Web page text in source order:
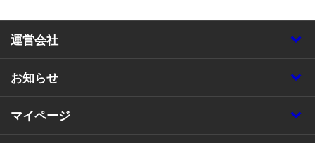
運営会社
お知らせ
マイページ